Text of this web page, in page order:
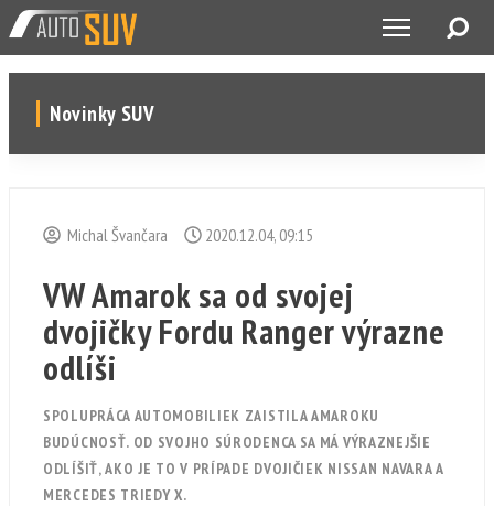
Novinky SUV
Michal Švančara 2020.12.04, 09:15
VW Amarok sa od svojej
dvojičky Fordu Ranger výrazne
odlíši
SPOLUPRÁCA AUTOMOBILIEK ZAISTILA AMAROKU
BUDÚCNOSŤ. OD SVOJHO SÚRODENCA SA MÁ VÝRAZNEJŠIE
ODLÍŠIŤ, AKO JE TO V PRÍPADE DVOJIČIEK NISSAN NAVARA A
MERCEDES TRIEDY X.